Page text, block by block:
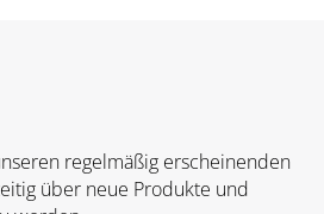
regelmäßig erscheinenden
über neue Produkte und